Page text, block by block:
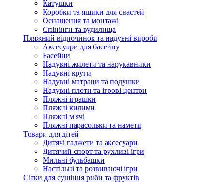
Катушки
Коробки та ящики для снастей
Оснащення та монтажі
Спінінги та вудилища
Пляжний відпочинок та надувні вироби
Аксесуари для басейну
Басейни
Надувні жилети та нарукавники
Надувні круги
Надувні матраци та подушки
Надувні плоти та ігрові центри
Пляжні іграшки
Пляжні килими
Пляжні м'ячі
Пляжні парасольки та намети
Товари для дітей
Дитячі гаджети та аксесуари
Дитячий спорт та рухливі ігри
Мильні бульбашки
Настільні та розвиваючі ігри
Сітки для сушіння риби та фруктів